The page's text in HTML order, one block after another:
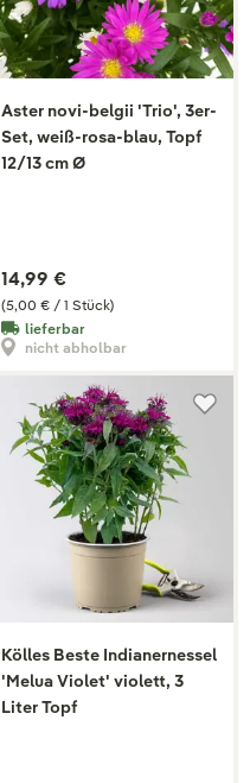
Aster novi-belgii 'Trio', 3er-
Set, weiß-rosa-blau, Topf
12/13 cm Ø
(5,00 € / 1 Stück)
14,99 €
lieferbar
nicht abholbar
Kölles Beste Indianernessel
'Melua Violet' violett, 3
Liter Topf